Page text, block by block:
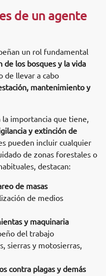
de un agente
un rol fundamental
de los bosques y la vida
de llevar a cabo
mantenimiento y
la importancia que tiene,
y extinción de
pueden incluir cualquier
de zonas forestales o
destacan:
de masas
de medios
y maquinaria
del trabajo
sierras y motosierras,
contra plagas y demás